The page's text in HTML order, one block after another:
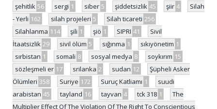
şehitlik 56 sergi 1 siber 5 şiddetsizlik 45 şiir 4
Silah
- Yerli 162 silah projeleri 5 Silah ticareti 256
Silahlanma 114 şili 1 şiö 1 SIPRI 41
Sivil
İtaatsizlik 29 sivil ölüm 5 sığınma 1 sıkıyönetim 1
sırbistan 1 somali 8 sosyal medya 8 soykırım 15
sözleşmeli er 17 srilanka 2 sudan 12
Şüpheli Asker
Ölümleri 358 Suriye 172 Suruç Katliamı 1
suudi
arabistan 45 tayland 16 tayvan 4 tck 318 1
The
Multiplier Effect Of The Violation Of The Right To Conscientious